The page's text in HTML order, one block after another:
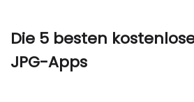
Die 5 besten
JPG-Apps